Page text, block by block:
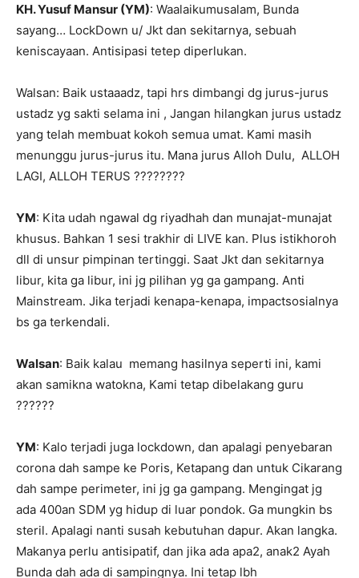
KH. Yusuf Mansur (YM): Waalaikumusalam, Bunda
sayang… LockDown u/ Jkt dan sekitarnya, sebuah
keniscayaan. Antisipasi tetep diperlukan.
Walsan: Baik ustaaadz, tapi hrs dimbangi dg jurus-jurus
ustadz yg sakti selama ini , Jangan hilangkan jurus ustadz
yang telah membuat kokoh semua umat. Kami masih
menunggu jurus-jurus itu. Mana jurus Alloh Dulu, ALLOH
LAGI, ALLOH TERUS ????????
YM: Kita udah ngawal dg riyadhah dan munajat-munajat
khusus. Bahkan 1 sesi trakhir di LIVE kan. Plus istikhoroh
dll di unsur pimpinan tertinggi. Saat Jkt dan sekitarnya
libur, kita ga libur, ini jg pilihan yg ga gampang. Anti
Mainstream. Jika terjadi kenapa-kenapa, impactsosialnya
bs ga terkendali.
Walsan: Baik kalau memang hasilnya seperti ini, kami
akan samikna watokna, Kami tetap dibelakang guru
??????
YM: Kalo terjadi juga lockdown, dan apalagi penyebaran
corona dah sampe ke Poris, Ketapang dan untuk Cikarang
dah sampe perimeter, ini jg ga gampang. Mengingat jg
ada 400an SDM yg hidup di luar pondok. Ga mungkin bs
steril. Apalagi nanti susah kebutuhan dapur. Akan langka.
Makanya perlu antisipatif, dan jika ada apa2, anak2 Ayah
Bunda dah ada di sampingnya. Ini tetap lbh